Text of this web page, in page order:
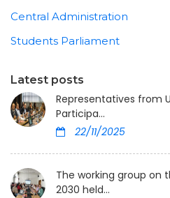
Central Administration
Students Parliament
Latest posts
Representatives from
Participa...
22/11/2025
The working group on
2030 held...